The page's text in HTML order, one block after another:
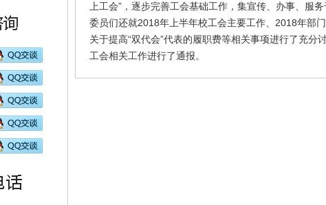
上工会”，逐步完善工会基础工作，集宣传、办事、
委员们还就2018年上半年校工会主要工作、2018年部
关于提高“双代会”代表的履职费等相关事项进行了
工会相关工作进行了通报。